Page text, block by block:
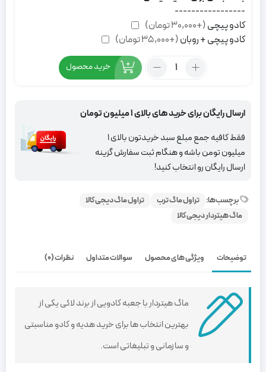
-----------------
کادو پیچی(+30,000 تومان)
کادو پیچی + روبان(+35,000 تومان)
تعداد:
با
جعبه
کادویی
|
هدیه
خاص
خرید محصول
ارسال رایگان برای خرید های بالای 1 میلیون تومان
فقط کافیه جمع مبلغ سبد خریدتون بالای 1
میلیون تومن باشه و هنگام ثبت سفارش گزینه
ارسال رایگان رو انتخاب کنید!
برچسب‌ها: تراول ماگ ترب
تراول ماگ دیجی کالا
ماگ هیتردار دیجی کالا
توضیحات ویژگی های محصول سوالات متداول نظرات (0)
ماگ هیتردار با جعبه کادویی از برند لاکی یکی از
بهترین انتخاب ها برای خرید هدیه و کادو مناسبتی
و سازمانی و تبلیغاتی است.